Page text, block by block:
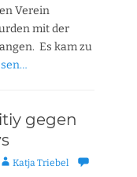
Verein
mit der
Es kam zu
gegen
AutorKatja Triebel